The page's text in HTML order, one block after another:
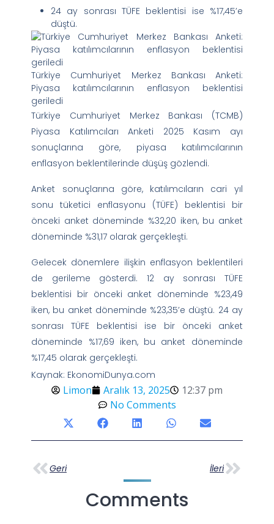
24 ay sonrası TÜFE beklentisi ise %17,45’e
düştü.
Türkiye Cumhuriyet Merkez Bankası Anketi:
Piyasa katılımcılarının enflasyon beklentisi
geriledi
Türkiye Cumhuriyet Merkez Bankası (TCMB)
Piyasa Katılımcıları Anketi 2025 Kasım ayı
sonuçlarına göre, piyasa katılımcılarının
enflasyon beklentilerinde düşüş gözlendi.
Anket sonuçlarına göre, katılımcıların cari yıl
sonu tüketici enflasyonu (TÜFE) beklentisi bir
önceki anket döneminde %32,20 iken, bu anket
döneminde %31,17 olarak gerçekleşti.
Gelecek dönemlere ilişkin enflasyon beklentileri
de gerileme gösterdi. 12 ay sonrası TÜFE
beklentisi bir önceki anket döneminde %23,49
iken, bu anket döneminde %23,35’e düştü. 24 ay
sonrası TÜFE beklentisi ise bir önceki anket
döneminde %17,69 iken, bu anket döneminde
%17,45 olarak gerçekleşti.
Kaynak: EkonomiDunya.com
Limon Aralık 13, 2025
12:37 pm
No Comments
Geri İleri
Comments